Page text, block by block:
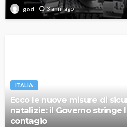
god 3 anni ago
ITALIA
Ecco le nuove misure di
natalizie: il Governo stringe
contagio